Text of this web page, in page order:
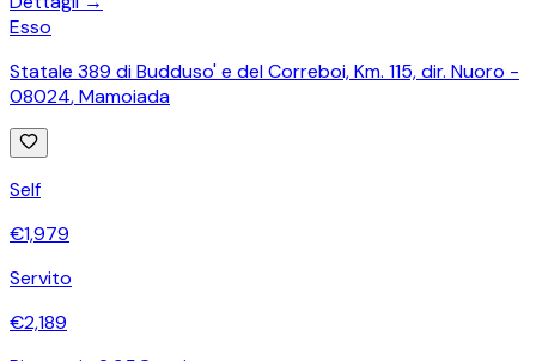
Esso
Statale 389 di Budduso' e del Correboi, Km. 115, dir. Nuoro -
08024,Mamoiada
Self
€1,979
Servito
€2,189